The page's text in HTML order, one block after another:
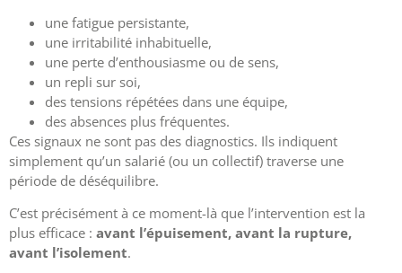
une fatigue persistante,
une irritabilité inhabituelle,
une perte d’enthousiasme ou de sens,
un repli sur soi,
des tensions répétées dans une équipe,
des absences plus fréquentes.
Ces signaux ne sont pas des diagnostics. Ils indiquent
simplement qu’un salarié (ou un collectif) traverse une
période de déséquilibre.
C’est précisément à ce moment-là que l’intervention est la
plus efficace : avant l’épuisement, avant la rupture,
avant l’isolement.